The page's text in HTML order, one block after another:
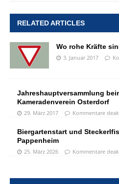
RELATED ARTICLES
Wo rohe Kräfte
3. Januar 2017
Jahreshauptversammlung
Kameradenverein Osterdorf
29. März 2017 Kommentare
Biergartenstart und
Pappenheim
25. März 2026 Kommentare